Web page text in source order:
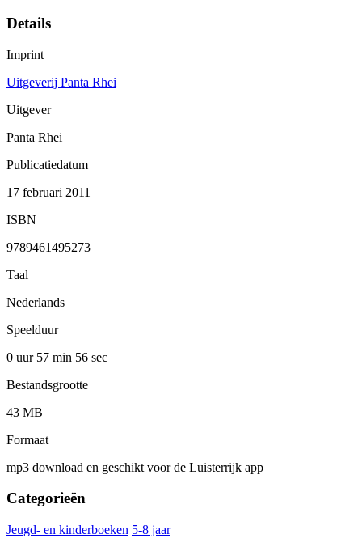
Details
Imprint
Uitgeverij Panta Rhei
Uitgever
Panta Rhei
Publicatiedatum
17 februari 2011
ISBN
9789461495273
Taal
Nederlands
Speelduur
0 uur 57 min 56 sec
Bestandsgrootte
43 MB
Formaat
mp3 download en geschikt voor de Luisterrijk app
Categorieën
Jeugd- en kinderboeken 5-8 jaar